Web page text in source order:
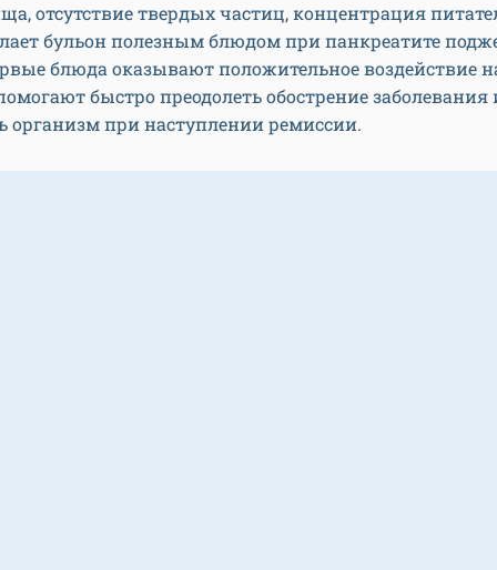
отсутствие твердых частиц, концентрация
бульон полезным блюдом при панкреатите
блюда оказывают положительное воздействие
быстро преодолеть обострение заболевания
организм при наступлении ремиссии.